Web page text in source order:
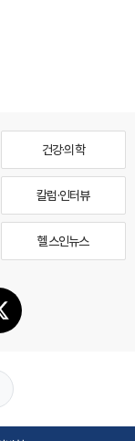
건강·의학
칼럼·인터뷰
헬스인뉴스